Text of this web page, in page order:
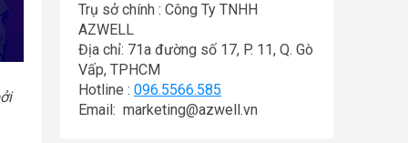
Trụ sở chính : Công Ty TNHH
AZWELL
Địa chỉ: 71a đường số 17, P. 11, Q. Gò
Vấp, TPHCM
Hotline : 096.5566.585
Email: marketing@azwell.vn